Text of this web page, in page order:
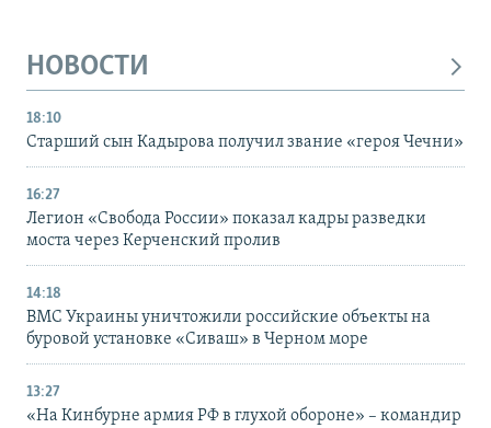
НОВОСТИ
18:10
Старший сын Кадырова получил звание «героя Чечни»
16:27
Легион «Свобода России» показал кадры разведки
моста через Керченский пролив
14:18
ВМС Украины уничтожили российские объекты на
буровой установке «Сиваш» в Черном море
13:27
«На Кинбурне армия РФ в глухой обороне» – командир